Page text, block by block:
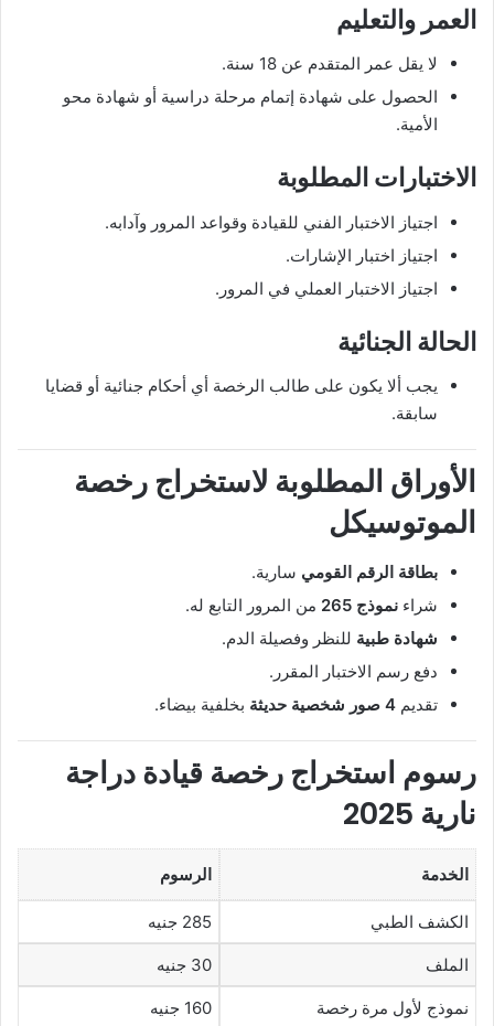
العمر والتعليم
لا يقل عمر المتقدم عن 18 سنة.
الحصول على شهادة إتمام مرحلة دراسية أو شهادة محو
الأمية.
الاختبارات المطلوبة
اجتياز الاختبار الفني للقيادة وقواعد المرور وآدابه.
اجتياز اختبار الإشارات.
اجتياز الاختبار العملي في المرور.
الحالة الجنائية
يجب ألا يكون على طالب الرخصة أي أحكام جنائية أو قضايا
سابقة.
الأوراق المطلوبة لاستخراج رخصة
الموتوسيكل
بطاقة الرقم القومي سارية.
شراء نموذج 265
من المرور التابع له.
شهادة طبية للنظر وفصيلة الدم.
دفع رسم الاختبار المقرر.
تقديم 4 صور شخصية حديثة بخلفية بيضاء.
رسوم استخراج رخصة قيادة دراجة
نارية 2025
الخدمة الرسوم
الكشف الطبي 285 جنيه
الملف 30 جنيه
نموذج لأول مرة رخصة 160 جنيه